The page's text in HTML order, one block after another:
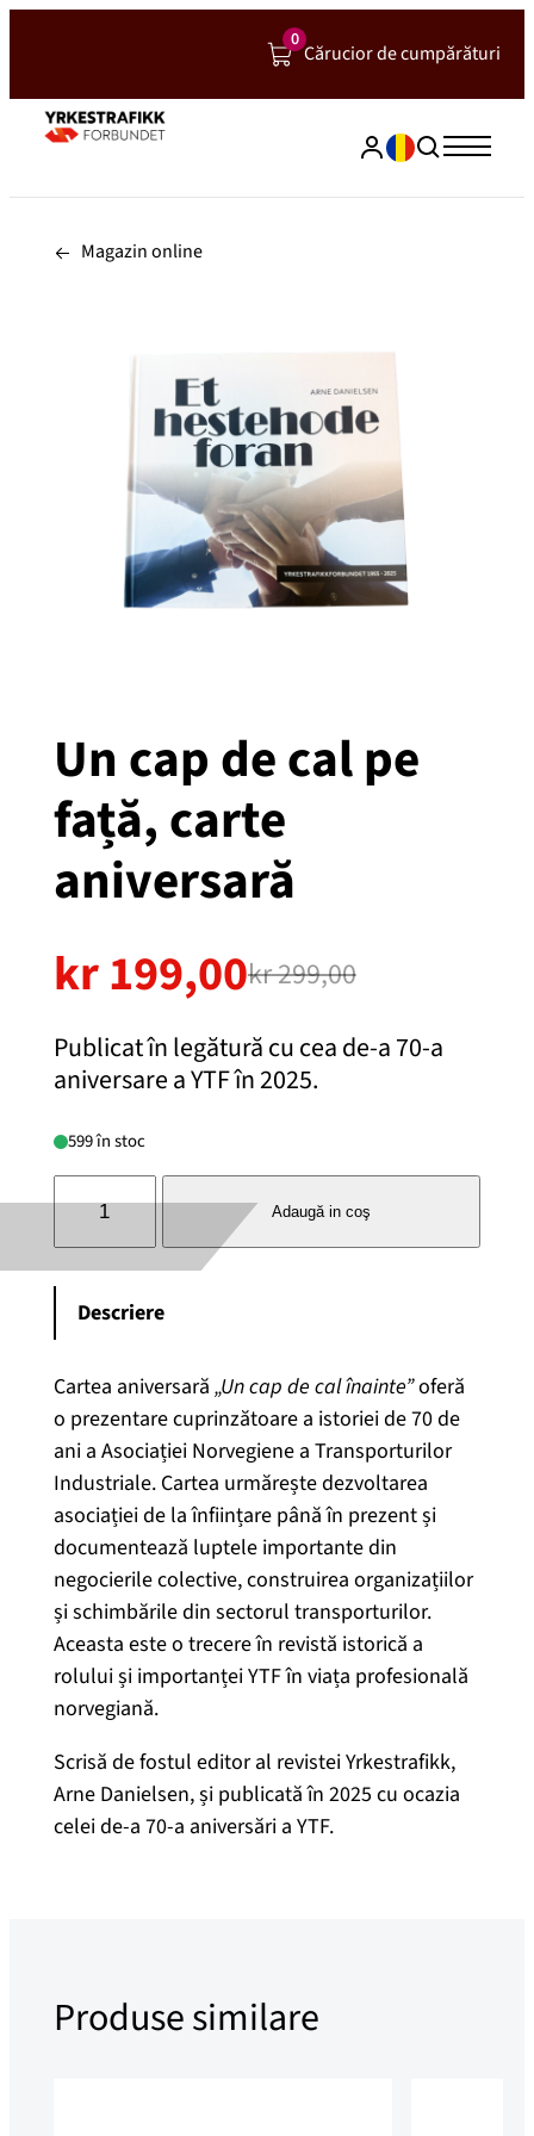
0
Cărucior de cumpărături
Magazin online
Un cap de cal pe
față, carte
aniversară
kr299,00
P
r
e
ț
u
l
i
n
i
ț
i
a
l
a
f
:
kr199,00
P
r
e
ț
u
l
a
c
t
u
a
l
e
s
t
9
Publicat în legătură cu cea de-a 70-a
aniversare a YTF în 2025.
599 în stoc
c
a
e
c
a
l
p
e
f
a
ț
ă
,
a
n
t
c
Adaugă in coş
Descriere
Cartea aniversară „Un cap de cal înainte”oferă
o prezentare cuprinzătoare a istoriei de 70 de
ani a Asociației Norvegiene a Transporturilor
Industriale. Cartea urmărește dezvoltarea
asociației de la înființare până în prezent și
documentează luptele importante din
negocierile colective, construirea organizațiilor
și schimbările din sectorul transporturilor.
Aceasta este o trecere în revistă istorică a
rolului și importanței YTF în viața profesională
norvegiană.
Scrisă de fostul editor al revistei Yrkestrafikk,
Arne Danielsen, și publicată în 2025 cu ocazia
celei de-a 70-a aniversări a YTF.
Produse similare